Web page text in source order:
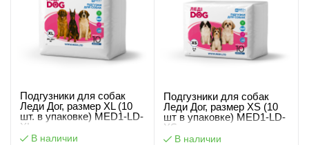
Подгузники для собак
Леди Дог, размер XL (10
шт. в упаковке) MED1-LD-
XL
В наличии
Подгузники для собак
Леди Дог, размер XS (10
шт в упаковке) MED1-LD-
XS
В наличии